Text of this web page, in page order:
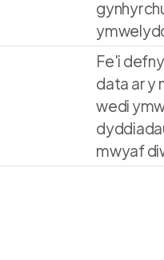
Fe'i
data ar y
wedi
mwyaf